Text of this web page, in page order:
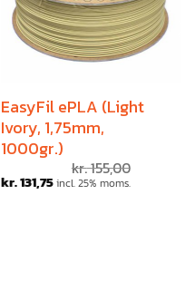
EasyFil ePLA (Light
Ivory, 1,75mm,
1000gr.)
kr.155,00
kr.131,75incl. 25% moms.